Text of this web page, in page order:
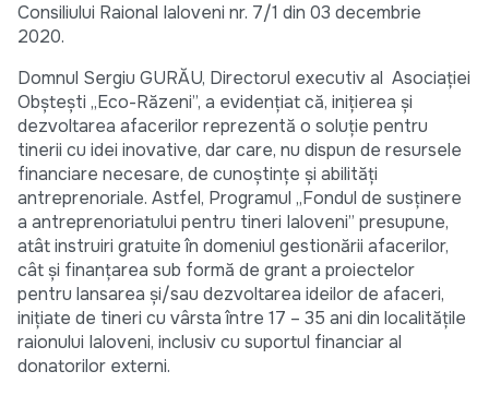
Consiliului Raional Ialoveni nr. 7/1 din 03 decembrie
2020.
Domnul Sergiu GURĂU, Directorul executiv al Asociației
Obștești ,,Eco-Răzeni”, a evidențiat că, inițierea și
dezvoltarea afacerilor reprezentă o soluție pentru
tinerii cu idei inovative, dar care, nu dispun de resursele
financiare necesare, de cunoștințe şi abilități
antreprenoriale. Astfel, Programul „Fondul de susținere
a antreprenoriatului pentru tineri Ialoveni” presupune,
atât instruiri gratuite în domeniul gestionării afacerilor,
cât și finanțarea sub formă de grant a proiectelor
pentru lansarea și/sau dezvoltarea ideilor de afaceri,
inițiate de tineri cu vârsta între 17 – 35 ani din localitățile
raionului Ialoveni, inclusiv cu suportul financiar al
donatorilor externi.